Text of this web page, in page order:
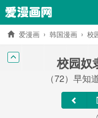
爱漫画 韩国漫画 校
校园奴
（72）早知